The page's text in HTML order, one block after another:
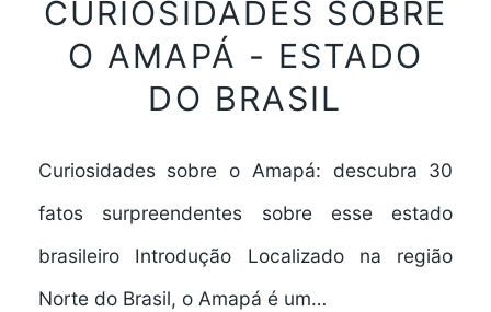
CURIOSIDADES SOBRE
O AMAPÁ - ESTADO
DO BRASIL
Curiosidades sobre o Amapá: descubra 30
fatos surpreendentes sobre esse estado
brasileiro Introdução Localizado na região
Norte do Brasil, o Amapá é um…